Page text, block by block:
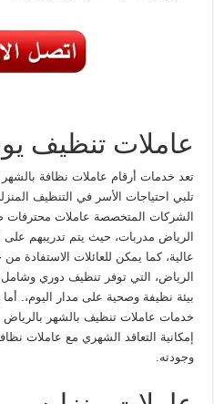
عاملات تنظيف
تعد خدمات أرقام عاملات نظافة
تلبي احتياجات الأسر في التنظيف
الشركات المتخصصة عاملات
الرياض مدربات، حيث يتم تدريبهم على
عالية، كما يمكن للعائلات
الرياض، التي توفر تنظيف دوري
بيئة نظيفة وصحية على مدار اليوم،. أما
خدمات عاملات تنظيف بالشهر بالرياض
إمكانية التعاقد الشهري مع عاملات
وجودته.